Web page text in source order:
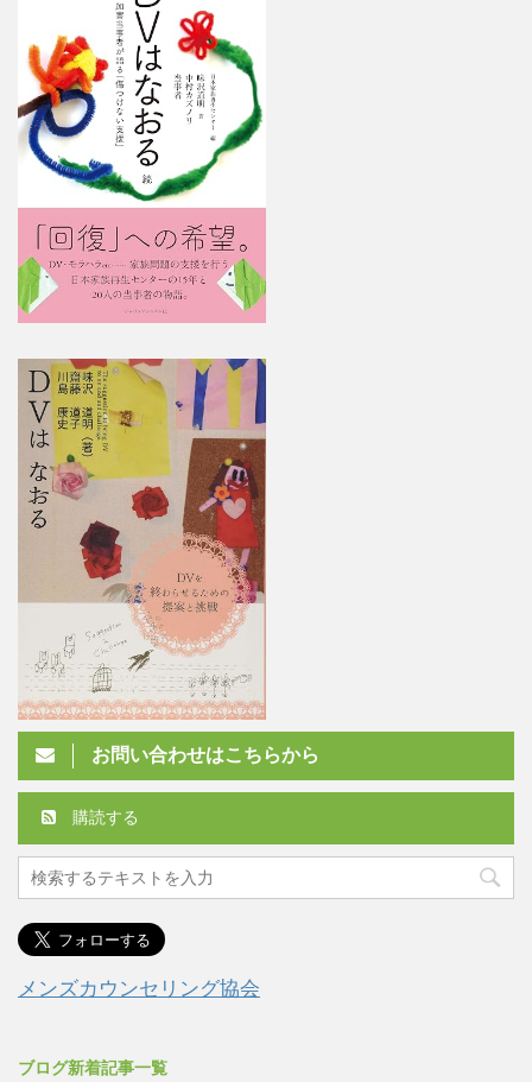
お問い合わせはこちらから
購読する
メンズカウンセリング協会
ブログ新着記事一覧